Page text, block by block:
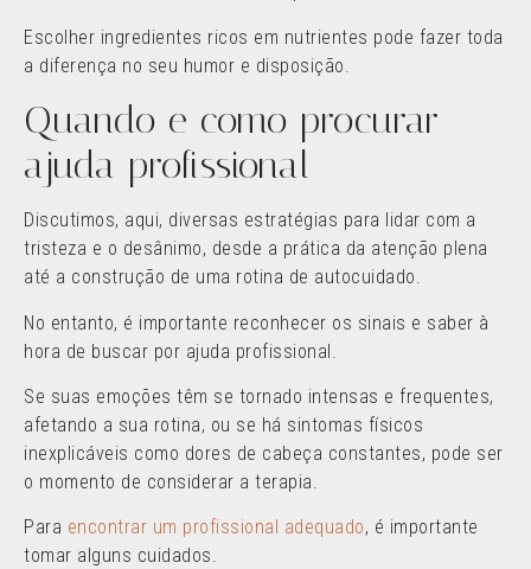
Escolher ingredientes ricos em nutrientes pode fazer toda
a diferença no seu humor e disposição.
Quando e como procurar
ajuda profissional
Discutimos, aqui, diversas estratégias para lidar com a
tristeza e o desânimo, desde a prática da atenção plena
até a construção de uma rotina de autocuidado.
No entanto, é importante reconhecer os sinais e saber à
hora de buscar por ajuda profissional.
Se suas emoções têm se tornado intensas e frequentes,
afetando a sua rotina, ou se há sintomas físicos
inexplicáveis como dores de cabeça constantes, pode ser
o momento de considerar a terapia.
Para encontrar um profissional adequado, é importante
tomar alguns cuidados.